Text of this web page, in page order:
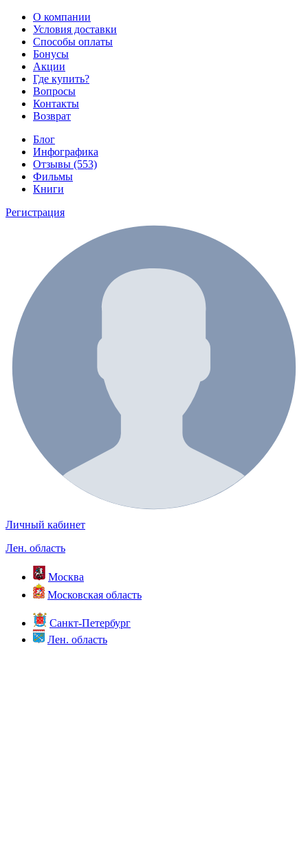
О компании
Условия доставки
Способы оплаты
Бонусы
Акции
Где купить?
Вопросы
Контакты
Возврат
Блог
Инфографика
Отзывы (553)
Фильмы
Книги
Регистрация
Личный кабинет
Лен. область
Москва
Московская область
Санкт-Петербург
Лен. область